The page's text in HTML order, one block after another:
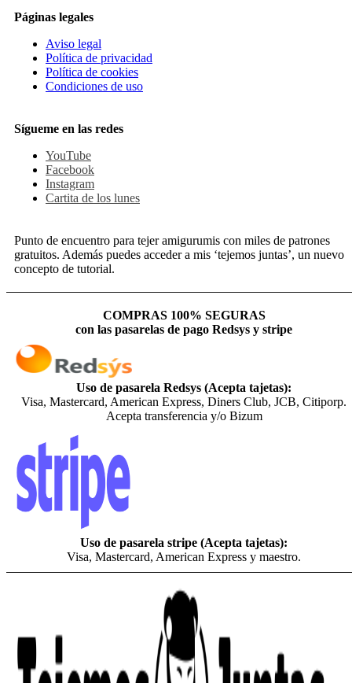
Páginas legales
Aviso legal
Política de privacidad
Política de cookies
Condiciones de uso
Sígueme en las redes
YouTube
Facebook
Instagram
Cartita de los lunes
Punto de encuentro para tejer amigurumis con miles de patrones
gratuitos. Además puedes acceder a mis ‘tejemos juntas’, un nuevo
concepto de tutorial.
COMPRAS 100% SEGURAS
con las pasarelas de pago Redsys y stripe
Uso de pasarela Redsys (Acepta tajetas):
Visa, Mastercard, American Express, Diners Club, JCB, Citiporp.
Acepta transferencia y/o Bizum
Uso de pasarela stripe (Acepta tajetas):
Visa, Mastercard, American Express y maestro.